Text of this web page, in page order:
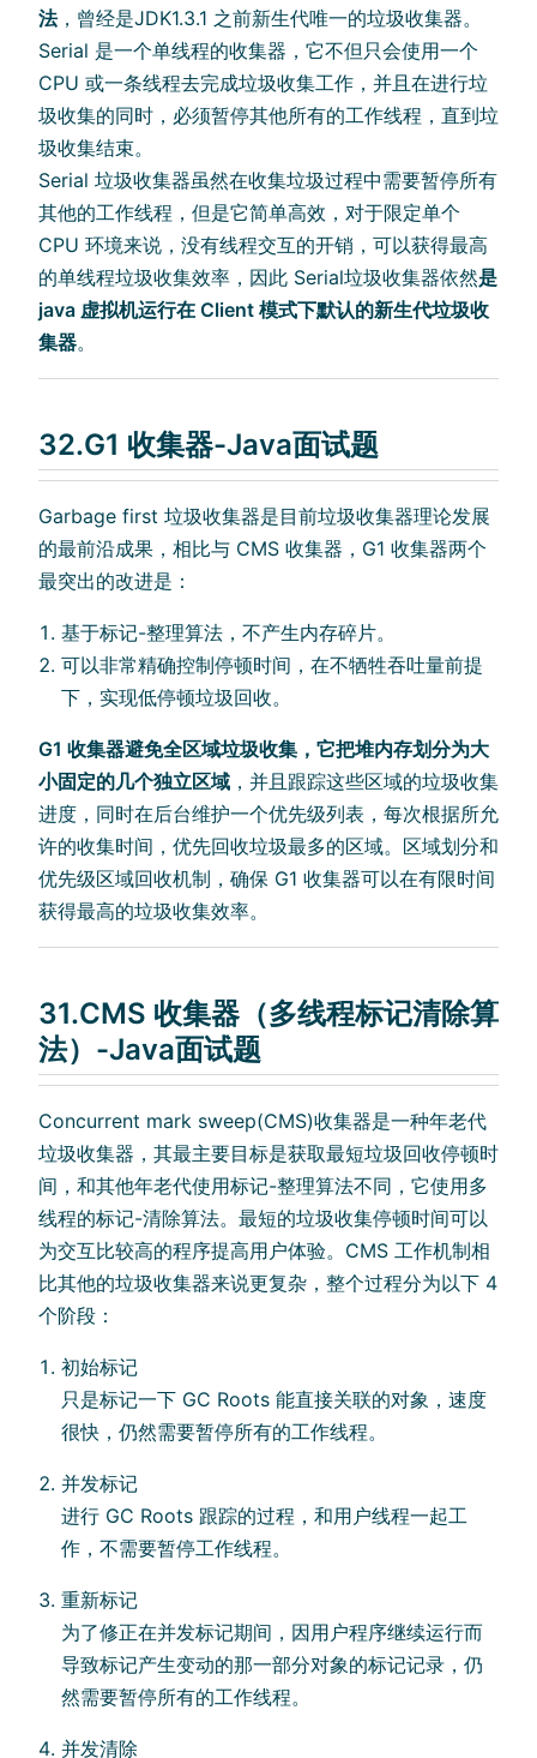
法，曾经是JDK1.3.1 之前新生代唯一的垃圾收集器。
Serial 是一个单线程的收集器，它不但只会使用一个
CPU 或一条线程去完成垃圾收集工作，并且在进行垃
圾收集的同时，必须暂停其他所有的工作线程，直到垃
圾收集结束。
Serial 垃圾收集器虽然在收集垃圾过程中需要暂停所有
其他的工作线程，但是它简单高效，对于限定单个
CPU 环境来说，没有线程交互的开销，可以获得最高
的单线程垃圾收集效率，因此 Serial垃圾收集器依然是
java 虚拟机运行在 Client 模式下默认的新生代垃圾收
集器。
32.G1 收集器-Java面试题
Garbage first 垃圾收集器是目前垃圾收集器理论发展
的最前沿成果，相比与 CMS 收集器，G1 收集器两个
最突出的改进是：
基于标记-整理算法，不产生内存碎片。
可以非常精确控制停顿时间，在不牺牲吞吐量前提
下，实现低停顿垃圾回收。
G1 收集器避免全区域垃圾收集，它把堆内存划分为大
小固定的几个独立区域 ，并且跟踪这些区域的垃圾收集
进度，同时在后台维护一个优先级列表，每次根据所允
许的收集时间，优先回收垃圾最多的区域。区域划分和
优先级区域回收机制，确保 G1 收集器可以在有限时间
获得最高的垃圾收集效率。
31.CMS 收集器（多线程标记清除算
法）-Java面试题
Concurrent mark sweep(CMS)收集器是一种年老代
垃圾收集器，其最主要目标是获取最短垃圾回收停顿时
间，和其他年老代使用标记-整理算法不同，它使用多
线程的标记-清除算法。最短的垃圾收集停顿时间可以
为交互比较高的程序提高用户体验。CMS 工作机制相
比其他的垃圾收集器来说更复杂，整个过程分为以下 4
个阶段：
初始标记
只是标记一下 GC Roots 能直接关联的对象，速度
很快，仍然需要暂停所有的工作线程。
并发标记
进行 GC Roots 跟踪的过程，和用户线程一起工
作，不需要暂停工作线程。
重新标记
为了修正在并发标记期间，因用户程序继续运行而
导致标记产生变动的那一部分对象的标记记录，仍
然需要暂停所有的工作线程。
并发清除